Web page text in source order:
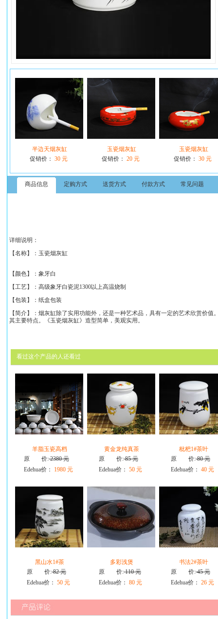
半边天烟灰缸
促销价： 30 元
玉瓷烟灰缸
促销价： 20 元
玉瓷烟灰缸
促销价： 30 元
商品信息 定购方式 送货方式 付款方式 常见问题
详细说明：
【名称】： 玉瓷烟灰缸
【颜色】：象牙白
【工艺】：高级象牙白瓷泥1300以上高温烧制
【包装】：纸盒包装
【简介】：烟灰缸除了实用功能外，还是一种艺术品，具有一定的艺术欣赏价
其主要特点。《玉瓷烟灰缸》造型简单，美观实用。
看过这个产品的人还看过
羊脂玉瓷高档
原 价:2380 元
Edehua价：
1980 元
黄金龙纯真茶
原 价:85 元
Edehua价： 50 元
枇杷1#茶叶
原 价:80 元
Edehua价： 40 元
黑山水1#茶
原 价:82 元
Edehua价： 50 元
多彩浅煲
原 价:110 元
Edehua价： 80 元
书法2#茶叶
原 价:45 元
Edehua价： 26 元